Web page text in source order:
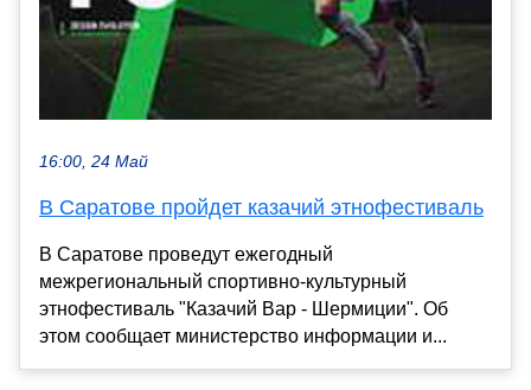
16:00, 24 Май
В Саратове пройдет казачий этнофестиваль
В Саратове проведут ежегодный
межрегиональный спортивно-культурный
этнофестиваль "Казачий Вар - Шермиции". Об
этом сообщает министерство информации и...